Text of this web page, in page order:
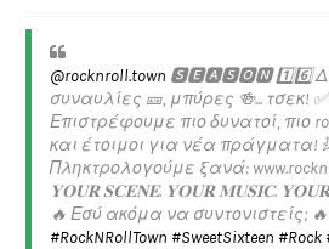
@rocknroll.town 🆂🅴🅰🆂🅾🅽 1️⃣6️⃣
συναυλίες 🎫, μπύρες 🍻... τσεκ! ✅️
Επιστρέφουμε πιο δυνατοί, πιο
και έτοιμοι για νέα πράγματα!
Πληκτρολογούμε ξανά:
𝐘𝐎𝐔𝐑 𝐒𝐂𝐄𝐍𝐄. 𝐘𝐎𝐔𝐑 𝐌𝐔𝐒𝐈𝐂. 𝐘𝐎𝐔𝐑
🔥 Εσύ ακόμα να συντονιστείς;
#RockNRollTown #SweetSixteen #Rock